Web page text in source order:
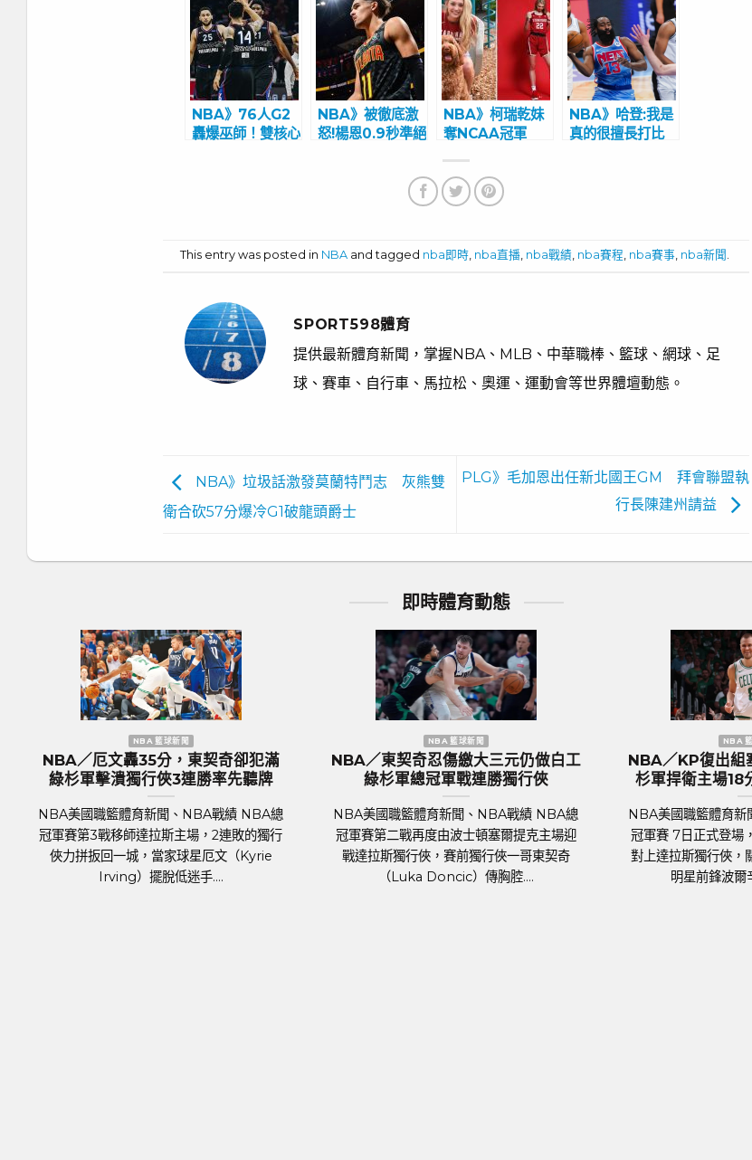
NBA》76人G2
轟爆巫師！雙核心
NBA》被徹底激
怒!楊恩0.9秒準絕
NBA》柯瑞乾妹
奪NCAA冠軍
天長腿
NBA》哈登:我是
真的很擅長打比
This entry was posted in NBA and tagged nba即時, nba直播, nba戰績, nba賽程, nba賽事, nba新聞 .
SPORT598體育
提供最新體育新聞，掌握NBA、MLB、中華職棒、籃球、網球、足
球、賽車、自行車、馬拉松、奧運、運動會等世界體壇動態。
NBA》垃圾話激發莫蘭特鬥志 灰熊雙
衛合砍57分爆冷G1破龍頭爵士
PLG》毛加恩出任新北國王GM 拜會聯盟執
行長陳建州請益
即時體育動態
NBA 籃球新聞
NBA／KP復出組塞爾提克完全體 綠
杉軍捍衛主場18分差大勝率先開胡
NBA美國職籃體育新聞、NBA戰績 NBA總
冠軍賽 7日正式登場，波士頓塞爾提克主場
對上達拉斯獨行俠，關鍵人物是傷癒歸隊的
明星前鋒波爾辛吉斯（Kris....
歐洲國家盃 足球新聞
歐國盃／奪冠大熱門『三獅軍團』英
格蘭隊抵達德國受到上千球迷熱列歡
迎
足球聯賽體育新聞、足球戰績 萬眾矚目的
2024年歐洲國家盃（UEFA Euro 2024）
將於6月14日於德國正式開踢。各國好手摩拳
歐洲國家盃 足
歐國盃／葡萄牙傳
後一舞？第六度參
足球聯賽體育新聞、足
國家盃即將於6月14日
歲的葡萄牙球星C.羅
Ronaldo）